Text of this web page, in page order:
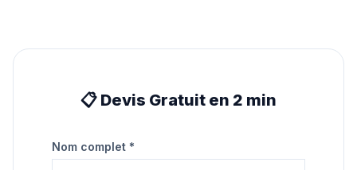
📋 Devis Gratuit en 2 min
Nom complet *